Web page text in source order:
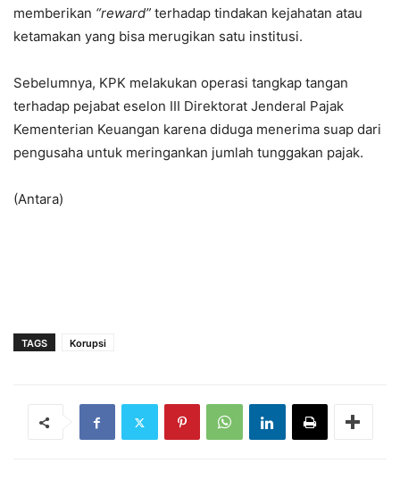
memberikan “reward” terhadap tindakan kejahatan atau
ketamakan yang bisa merugikan satu institusi.
Sebelumnya, KPK melakukan operasi tangkap tangan
terhadap pejabat eselon III Direktorat Jenderal Pajak
Kementerian Keuangan karena diduga menerima suap dari
pengusaha untuk meringankan jumlah tunggakan pajak.
(Antara)
TAGS Korupsi